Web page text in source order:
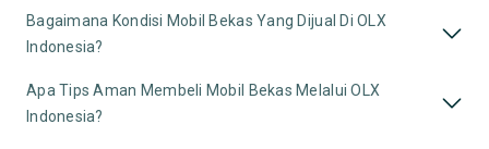
Bagaimana Kondisi Mobil Bekas Yang Dijual Di OLX
Indonesia?
Apa Tips Aman Membeli Mobil Bekas Melalui OLX
Indonesia?